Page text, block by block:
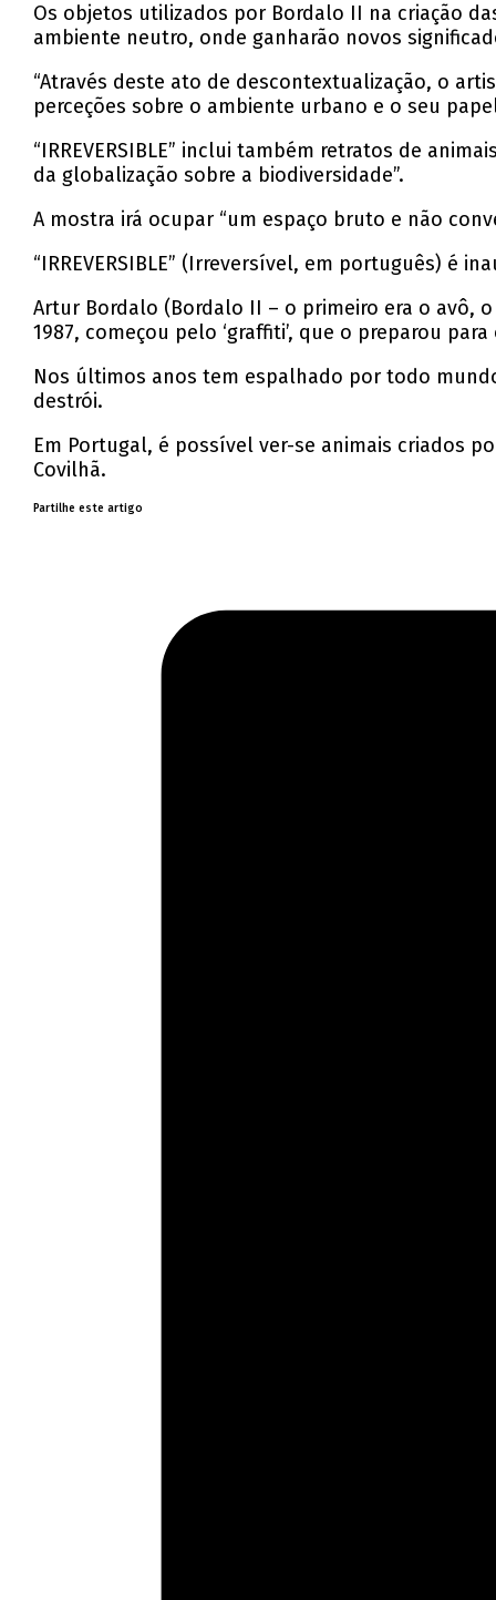
Os objetos utilizados por Bordalo II na criação
ambiente neutro, onde ganharão novos
“Através deste ato de descontextualização, o
perceções sobre o ambiente urbano e o seu
“IRREVERSIBLE” inclui também retratos de
da globalização sobre a biodiversidade”.
A mostra irá ocupar “um espaço bruto e não
“IRREVERSIBLE” (Irreversível, em português) é
Artur Bordalo (Bordalo II – o primeiro era o avô,
1987, começou pelo ‘graffiti’, que o preparou
Nos últimos anos tem espalhado por todo
destrói.
Em Portugal, é possível ver-se animais criados
Covilhã.
Partilhe este artigo